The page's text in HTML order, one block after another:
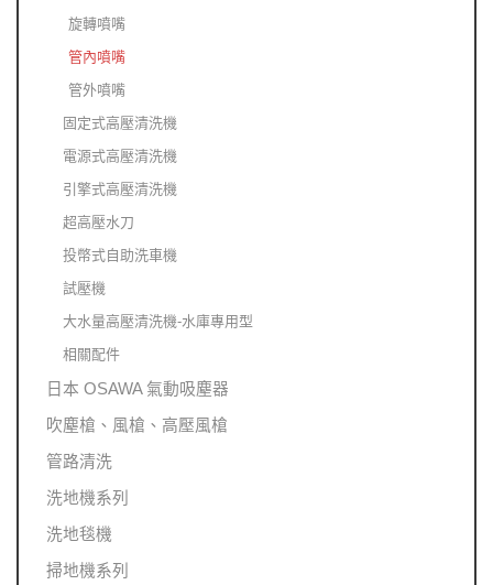
旋轉噴嘴
管內噴嘴
管外噴嘴
固定式高壓清洗機
電源式高壓清洗機
引擎式高壓清洗機
超高壓水刀
投幣式自助洗車機
試壓機
大水量高壓清洗機-水庫專用型
相關配件
日本 OSAWA 氣動吸塵器
吹塵槍、風槍、高壓風槍
管路清洗
洗地機系列
洗地毯機
掃地機系列